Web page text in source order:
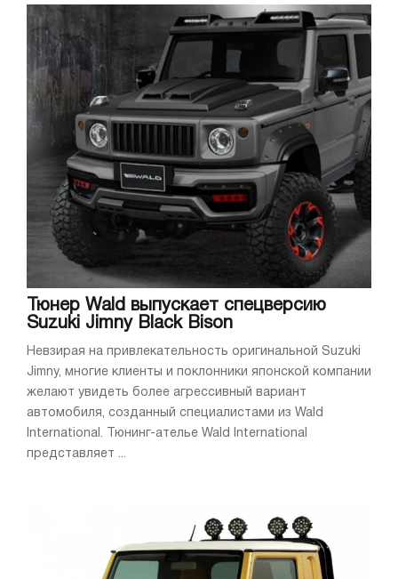
Тюнер Wald выпускает спецверсию
Suzuki Jimny Black Bison
Невзирая на привлекательность оригинальной Suzuki
Jimny, многие клиенты и поклонники японской компании
желают увидеть более агрессивный вариант
автомобиля, созданный специалистами из Wald
International. Тюнинг-ателье Wald International
представляет ...